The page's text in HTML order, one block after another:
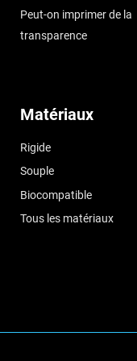
Peut-on imprimer de la
transparence
Matériaux
Rigide
Souple
Biocompatible
Tous les matériaux